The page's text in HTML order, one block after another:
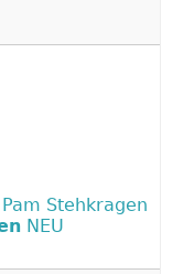
Stehkragen
NEU